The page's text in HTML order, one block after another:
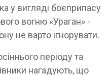
у вигляді боєприпасу
вогню «Ураган» -
не варто ігнорувати.
періоду та
нагадують, що